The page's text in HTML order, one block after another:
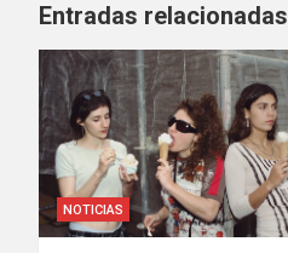
Entradas relacionadas
NOTICIAS